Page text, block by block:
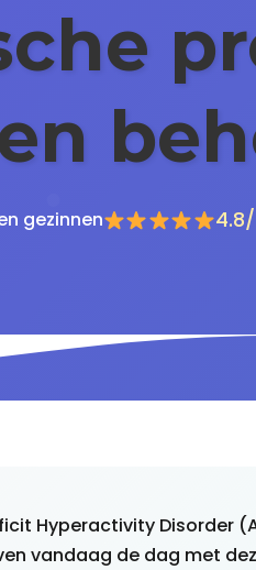
gezinnen
Hyperactivity Disorder
vandaag de dag met